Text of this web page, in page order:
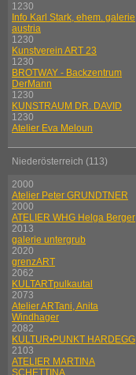
1230
Info Karl Stark, ehem. galerie
austria
1230
Kunstverein ART 23
1230
BROTWAY - Backzentrum
DerMann
1230
KUNSTRAUM DR. DAVID
1230
Atelier Eva Meloun
Niederösterreich (113)
2000
Atelier Peter GRUNDTNER
2000
ATELIER WHG Helga Berger
2013
galerie untergrub
2020
grenzART
2062
KULTARTpulkautal
2073
Atelier ARTani, Anita
Windhager
2082
KULTUR•PUNKT HARDEGG
2103
ATELIER MARTINA
SCHETTINA